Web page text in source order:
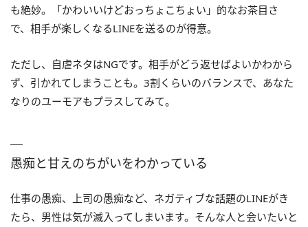
も絶妙。「かわいいけどおっちょこちょい」的なお茶目さ
で、相手が楽しくなるLINEを送るのが得意。
ただし、自虐ネタはNGです。相手がどう返せばよいかわから
ず、引かれてしまうことも。3割くらいのバランスで、あなた
なりのユーモアもプラスしてみて。
愚痴と甘えのちがいをわかっている
仕事の愚痴、上司の愚痴など、ネガティブな話題のLINEがき
たら、男性は気が滅入ってしまいます。そんな人と会いたいと